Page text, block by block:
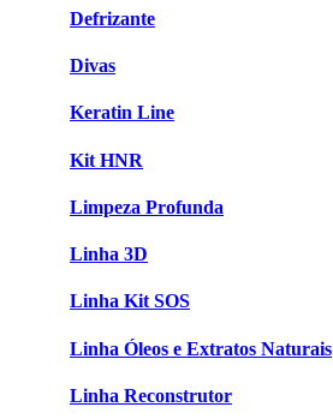
Defrizante
Divas
Keratin Line
Kit HNR
Limpeza Profunda
Linha 3D
Linha Kit SOS
Linha Óleos e Extratos Naturais
Linha Reconstrutor